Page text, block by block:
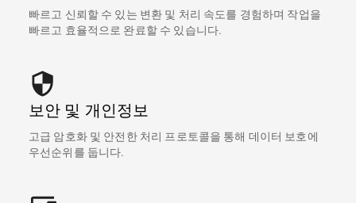
빠르고 신뢰할 수 있는 변환 및 처리 속도를 경험하며 작업을
빠르고 효율적으로 완료할 수 있습니다.
보안 및 개인정보
고급 암호화 및 안전한 처리 프로토콜을 통해 데이터 보호에
우선순위를 둡니다.